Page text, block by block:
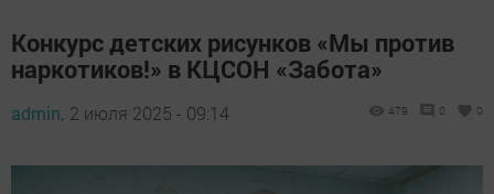
Конкурс детских рисунков «Мы против
наркотиков!» в КЦСОН «Забота»
admin, 2 июля 2025 - 09:14 479 0 0